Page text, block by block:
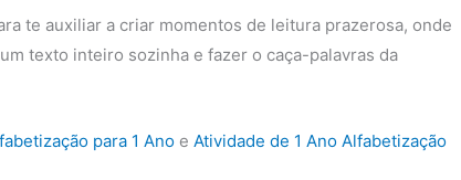
te auxiliar a criar momentos de leitura prazerosa, onde
texto inteiro sozinha e fazer o caça-palavras da
para 1 Ano eAtividade de 1 Ano Alfabetização